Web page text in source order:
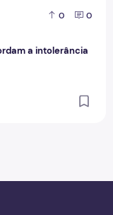
0 0
a intolerância